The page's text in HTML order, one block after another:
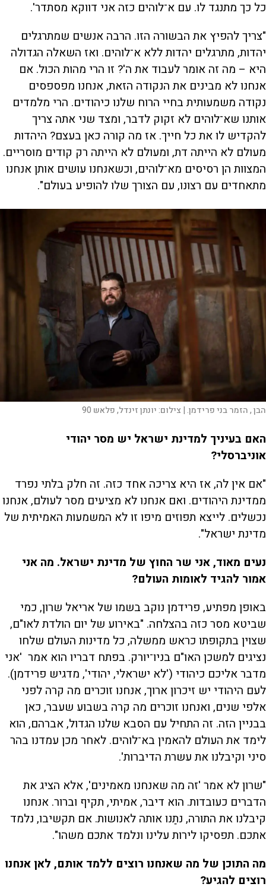
כל כך מתנגד לו. עם א־לוהים כזה אני דווקא מסתדר'.
"צריך להפיץ את הבשורה הזו. הרבה אנשים שמתרגלים
יהדות, מתרגלים יהדות ללא א־לוהים. ואז השאלה הגדולה
היא – מה זה אומר לעבוד את ה'? זו הרי מהות הכול. אם
אנחנו לא מבינים את הנקודה הזאת, אנחנו מפספסים
נקודה משמעותית בחיי הרוח שלנו כיהודים. הרי מלמדים
אותנו שא־לוהים לא זקוק לדבר, ומצד שני אתה צריך
להקדיש לו את כל חייך. אז מה קורה כאן בעצם? היהדות
מעולם לא הייתה דת, ומעולם לא הייתה רק קודים מוסריים.
המצוות הן רסיסים מא־לוהים, וכשאנחנו עושים אותן אנחנו
מתאחדים עם רצונו, עם הצורך שלו להופיע בעולם".
הבן , הזמר בני פרידמן. | צילום:יונתן זינדל, פלאש 90
האם בעיניך למדינת ישראל יש מסר יהודי
אוניברסלי?
"אם אין לה, אז היא צריכה אחד כזה. זה חלק בלתי נפרד
ממדינת היהודים. ואם אנחנו לא מציעים מסר לעולם, אנחנו
נכשלים. לייצא תפוזים מיפו זו לא המשמעות האמיתית של
מדינת ישראל".
נעים מאוד, אני שר החוץ של מדינת ישראל. מה אני
אמור להגיד לאומות העולם?
באופן מפתיע, פרידמן נוקב בשמו של אריאל שרון, כמי
שביטא מסר כזה בהצלחה. "באירוע של יום הולדת לאו"ם,
שצוין בתקופתו כראש ממשלה, כל מדינות העולם שלחו
נציגים למשכן האו"ם בניו־יורק. בפתח דבריו הוא אמר 'אני
מדבר אליכם כיהודי ('לא ישראלי, יהודי', מדגיש פרידמן).
לעם היהודי יש זיכרון ארוך, אנחנו זוכרים מה קרה לפני
אלפי שנים, ואנחנו זוכרים מה קרה בשבוע שעבר, כאן
בבניין הזה. זה התחיל עם הסבא שלנו הגדול, אברהם, הוא
לימד את העולם להאמין בא־לוהים. לאחר מכן עמדנו בהר
סיני וקיבלנו את עשרת הדיברות'.
"שרון לא אמר 'זה מה שאנחנו מאמינים', אלא הציג את
הדברים כעובדות. הוא דיבר, אמיתי, תקיף וברור. אנחנו
קיבלנו את התורה, נתַנו אותה לאנושות. אם תקשיבו, נלמד
אתכם. תפסיקו לירות עלינו ונלמד אתכם משהו".
מה התוכן של מה שאנחנו רוצים ללמד אותם, לאן אנחנו
רוצים להגיע?